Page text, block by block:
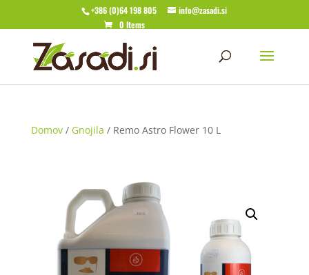
+386 (0)64 198 805
info@zasadi.si
0 Items
Domov/ Gnojila / Remo Astro Flower 10 L